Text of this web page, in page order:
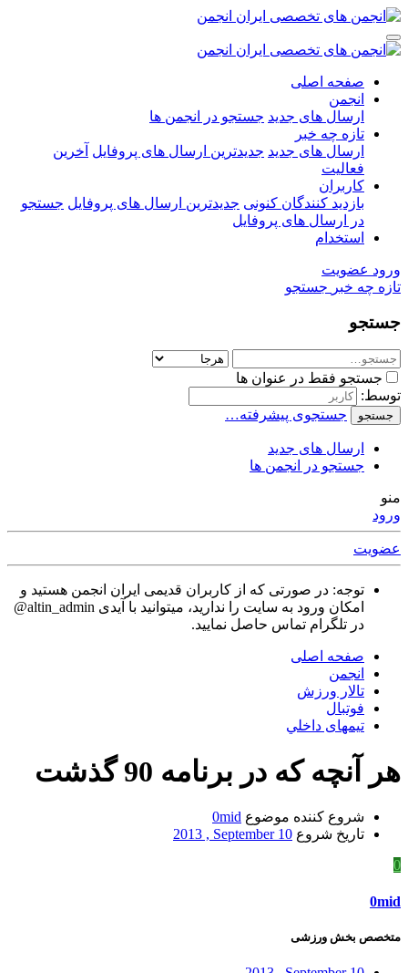
صفحه اصلی
انجمن
ارسال های جدید جستجو در انجمن ها
تازه چه خبر
ارسال های جدید جدیدترین ارسال های پروفایل آخرین
فعالیت
کاربران
بازدید کنندگان کنونی جدیدترین ارسال های پروفایل جستجو
در ارسال های پروفایل
استخدام
ورود عضویت
تازه چه خبر جستجو
جستجو
جستجو فقط در عنوان ها
توسط:
جستجو جستجوی پیشرفته…
ارسال های جدید
جستجو در انجمن ها
منو
ورود
عضویت
توجه: در صورتی که از کاربران قدیمی ایران انجمن هستید و
امکان ورود به سایت را ندارید، میتوانید با آیدی altin_admin@
در تلگرام تماس حاصل نمایید.
صفحه اصلی
انجمن
تالار ورزش
فوتبال
تیمهای داخلي
هر آنچه که در برنامه 90 گذشت
شروع کننده موضوع 0mid
تاریخ شروع 2013 , September 10
0
0mid
متخصص بخش ورزشی